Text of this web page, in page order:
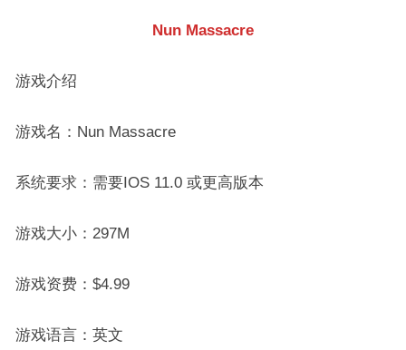
Nun Massacre
游戏介绍
游戏名：Nun Massacre
系统要求：需要IOS 11.0 或更高版本
游戏大小：297M
游戏资费：$4.99
游戏语言：英文